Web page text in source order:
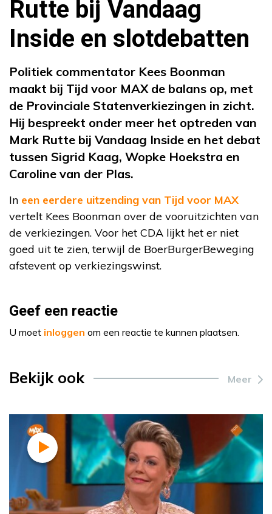
Rutte bij Vandaag
Inside en slotdebatten
Politiek commentator Kees Boonman
maakt bij Tijd voor MAX de balans op, met
de Provinciale Statenverkiezingen in zicht.
Hij bespreekt onder meer het optreden van
Mark Rutte bij Vandaag Inside en het debat
tussen Sigrid Kaag, Wopke Hoekstra en
Caroline van der Plas.
In een eerdere uitzending van Tijd voor MAX
vertelt Kees Boonman over de vooruitzichten van
de verkiezingen. Voor het CDA lijkt het er niet
goed uit te zien, terwijl de BoerBurgerBeweging
afstevent op verkiezingswinst.
Geef een reactie
U moet inloggen om een reactie te kunnen plaatsen.
Bekijk ook Meer